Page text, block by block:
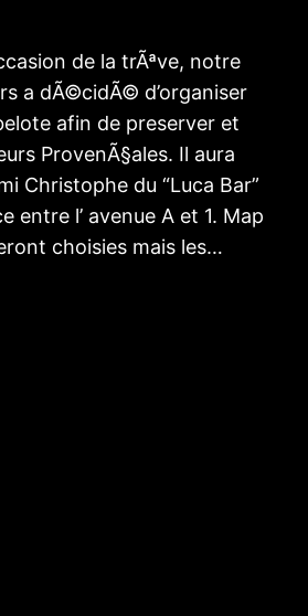
de la trÃªve, notre
a dÃ©cidÃ© d’organiser
afin de preserver et
ProvenÃ§ales. Il aura
Christophe du “Luca Bar”
entre l’ avenue A et 1. Map
choisies mais les…